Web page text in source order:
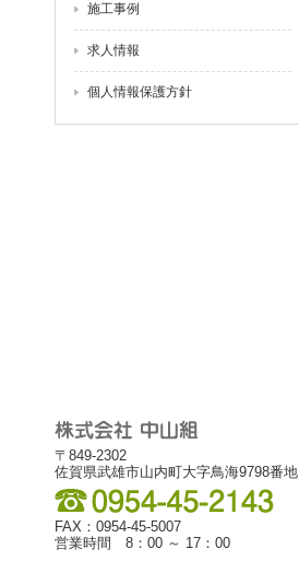
施工事例
求人情報
個人情報保護方針
〒849-2302
佐賀県武雄市山内町大字鳥海9798番地
FAX：0954-45-5007
営業時間 8：00 ～ 17：00